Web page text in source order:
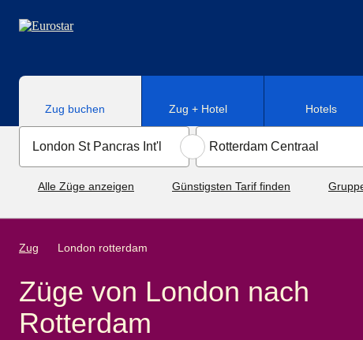
Zug buchen Zug + Hotel Hotels
Alle Züge anzeigen Günstigsten Tarif finden
Zug London rotterdam
Züge von London nach
Rotterdam